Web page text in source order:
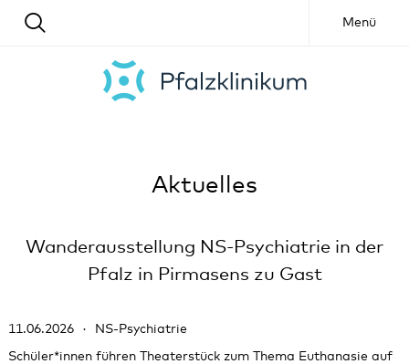
Menü
Aktuelles
Wanderausstellung NS-Psychiatrie in der
Pfalz in Pirmasens zu Gast
11.06.2026 NS-Psychiatrie
Schüler*innen führen Theaterstück zum Thema Euthanasie auf